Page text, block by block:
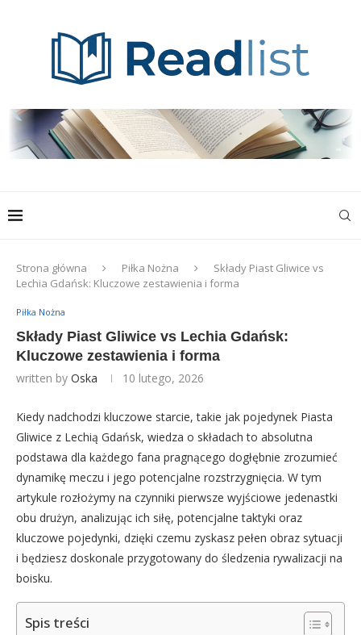
Strona główna Piłka Nożna
Składy Piast Gliwice vs
Lechia Gdańsk: Kluczowe zestawienia i forma
Piłka Nożna
Składy Piast Gliwice vs Lechia Gdańsk:
Kluczowe zestawienia i forma
written by Oska 10 lutego, 2026
Kiedy nadchodzi kluczowe starcie, takie jak pojedynek Piasta
Gliwice z Lechią Gdańsk, wiedza o składach to absolutna
podstawa dla każdego fana pragnącego dogłębnie zrozumieć
dynamikę meczu i jego potencjalne rozstrzygnięcia. W tym
artykule rozłożymy na czynniki pierwsze wyjściowe jedenastki
obu drużyn, analizując ich siłę, potencjalne taktyki oraz
kluczowe pojedynki, dzięki czemu zyskasz pełen obraz sytuacji
i będziesz doskonale przygotowany do śledzenia rywalizacji na
boisku.
Spis treści